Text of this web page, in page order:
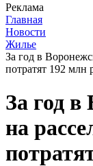
Реклама
Главная
Новости
Жилье
За год в
потратят 192 млн
За год в
на